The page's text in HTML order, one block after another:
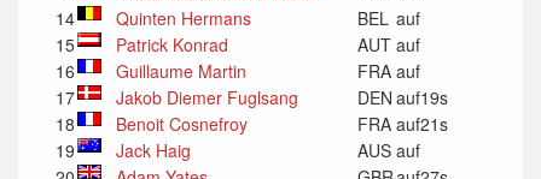
14
Quinten Hermans BEL auf
15
Patrick Konrad AUT auf
16
Guillaume Martin FRA auf
17
Jakob Diemer Fuglsang DEN auf19s
18
Benoit Cosnefroy FRA auf21s
19
Jack Haig AUS auf